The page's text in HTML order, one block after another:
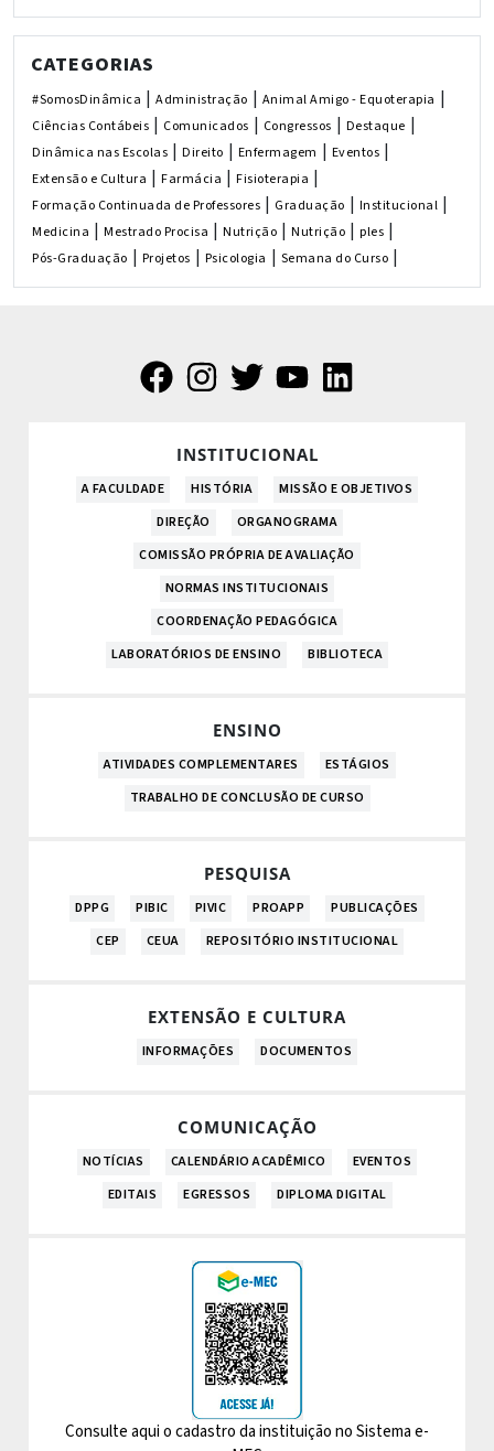
CATEGORIAS
#SomosDinâmica | Administração | Animal Amigo - Equoterapia |
Ciências Contábeis | Comunicados | Congressos | Destaque |
Dinâmica nas Escolas | Direito | Enfermagem | Eventos |
Extensão e Cultura | Farmácia | Fisioterapia |
Formação Continuada de Professores | Graduação | Institucional |
Medicina | Mestrado Procisa | Nutrição | Nutrição | ples |
Pós-Graduação | Projetos | Psicologia | Semana do Curso |
INSTITUCIONAL
A FACULDADE HISTÓRIA
MISSÃO E OBJETIVOS
DIREÇÃO
ORGANOGRAMA
COMISSÃO PRÓPRIA DE AVALIAÇÃO
NORMAS INSTITUCIONAIS
COORDENAÇÃO PEDAGÓGICA
LABORATÓRIOS DE ENSINO
BIBLIOTECA
ENSINO
ATIVIDADES COMPLEMENTARES
ESTÁGIOS
TRABALHO DE CONCLUSÃO DE CURSO
PESQUISA
DPPG PIBIC PIVIC PROAPP
PUBLICAÇÕES
CEP
CEUA REPOSITÓRIO INSTITUCIONAL
EXTENSÃO E CULTURA
INFORMAÇÕES DOCUMENTOS
COMUNICAÇÃO
NOTÍCIAS CALENDÁRIO ACADÊMICO
EVENTOS
EDITAIS
EGRESSOS DIPLOMA DIGITAL
Consulte aqui o cadastro da instituição no Sistema e-